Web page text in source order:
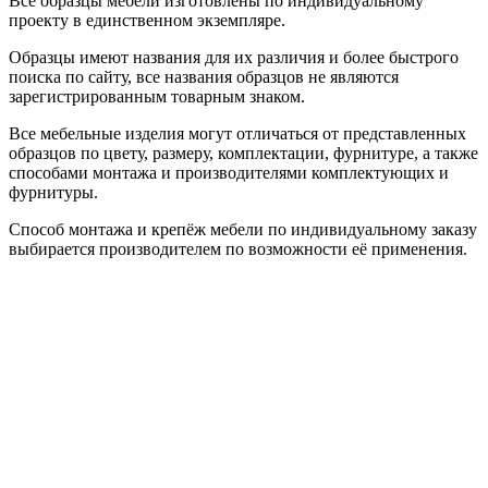
проекту в единственном экземпляре.
Образцы имеют названия для их различия и более быстрого
поиска по сайту, все названия образцов не являются
зарегистрированным товарным знаком.
Все мебельные изделия могут отличаться от представленных
образцов по цвету, размеру, комплектации, фурнитуре, а также
способами монтажа и производителями комплектующих и
фурнитуры.
Способ монтажа и крепёж мебели по индивидуальному заказу
выбирается производителем по возможности её применения.